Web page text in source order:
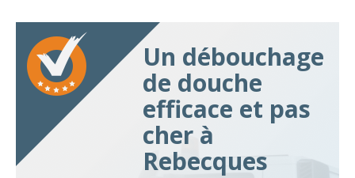
Un débouchage
de douche
efficace et pas
cher à
Rebecques